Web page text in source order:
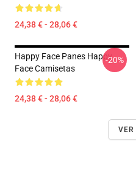
24,38 € - 28,06 €
Happy Face Panes Happy
Face Camisetas
24,38 € - 28,06 €
-20%